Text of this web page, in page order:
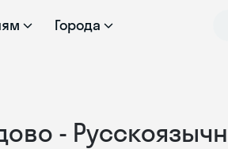
Города
-